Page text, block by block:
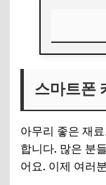
그리드
초점과
📌 지
스마트폰
아무리 좋은 재
합니다. 많은 분
어요. 이제 여러